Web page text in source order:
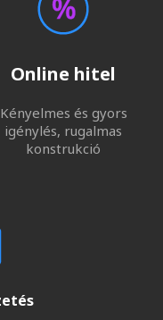
Online hitel
Kényelmes és gyors
igénylés, rugalmas
konstrukció